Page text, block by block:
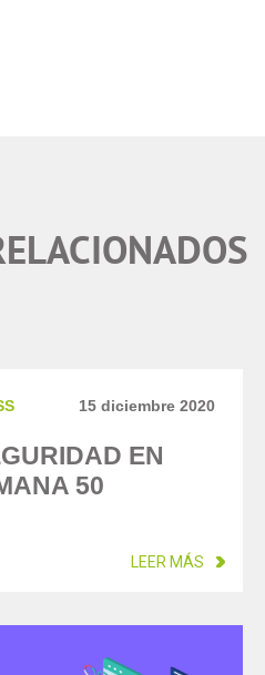
15 diciembre 2020
EN
50
LEER MÁS